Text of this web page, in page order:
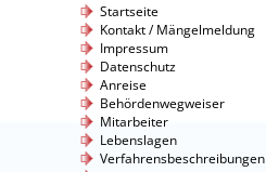
Startseite
Kontakt / Mängelmeldung
Impressum
Datenschutz
Anreise
Behördenwegweiser
Mitarbeiter
Lebenslagen
Verfahrensbeschreibungen